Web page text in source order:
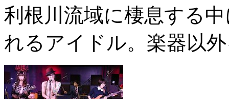
利根川流域に棲息する
れるアイドル。楽器以